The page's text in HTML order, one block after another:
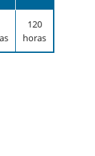
120
horas